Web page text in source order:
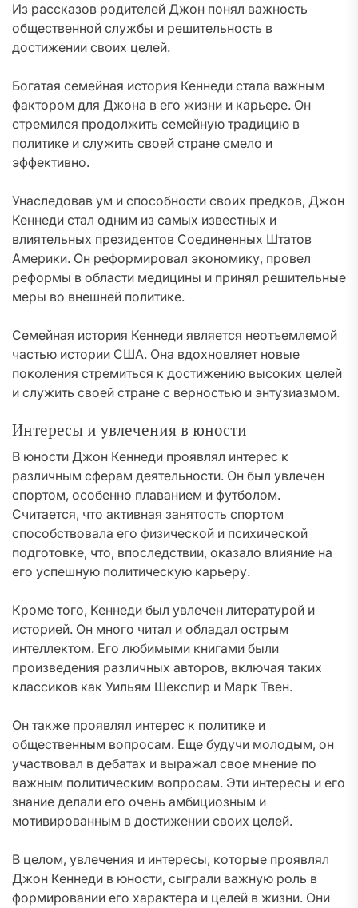
Из рассказов родителей Джон понял важность
общественной службы и решительность в
достижении своих целей.
Богатая семейная история Кеннеди стала важным
фактором для Джона в его жизни и карьере. Он
стремился продолжить семейную традицию в
политике и служить своей стране смело и
эффективно.
Унаследовав ум и способности своих предков, Джон
Кеннеди стал одним из самых известных и
влиятельных президентов Соединенных Штатов
Америки. Он реформировал экономику, провел
реформы в области медицины и принял решительные
меры во внешней политике.
Семейная история Кеннеди является неотъемлемой
частью истории США. Она вдохновляет новые
поколения стремиться к достижению высоких целей
и служить своей стране с верностью и энтузиазмом.
Интересы и увлечения в юности
В юности Джон Кеннеди проявлял интерес к
различным сферам деятельности. Он был увлечен
спортом, особенно плаванием и футболом.
Считается, что активная занятость спортом
способствовала его физической и психической
подготовке, что, впоследствии, оказало влияние на
его успешную политическую карьеру.
Кроме того, Кеннеди был увлечен литературой и
историей. Он много читал и обладал острым
интеллектом. Его любимыми книгами были
произведения различных авторов, включая таких
классиков как Уильям Шекспир и Марк Твен.
Он также проявлял интерес к политике и
общественным вопросам. Еще будучи молодым, он
участвовал в дебатах и выражал свое мнение по
важным политическим вопросам. Эти интересы и его
знание делали его очень амбициозным и
мотивированным в достижении своих целей.
В целом, увлечения и интересы, которые проявлял
Джон Кеннеди в юности, сыграли важную роль в
формировании его характера и целей в жизни. Они